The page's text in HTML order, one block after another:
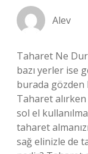
Alev
Taharet Ne
bazı yerler ise
burada gözden
Taharet
sol el
taharet
sağ elinizle de